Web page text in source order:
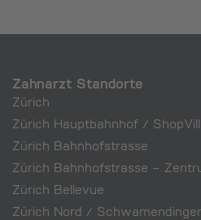
Zahnarzt Standorte
Zürich
Zürich Hauptbahnhof /
Zürich Bahnhofstrasse
Zürich Bahnhofstrasse –
Zürich Bellevue
Zürich Nord /